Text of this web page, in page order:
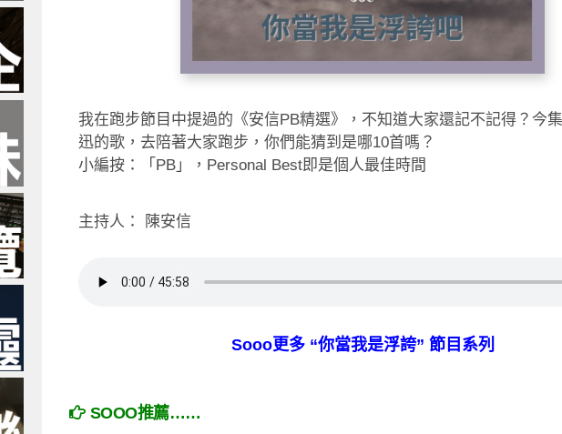
我在跑步節目中提過的《安信PB精選》，不知道大家還記不記得？今
迅的歌，去陪著大家跑步，你們能猜到是哪10首嗎？
小編按：「PB」，Personal Best即是個人最佳時間
主持人： 陳安信
Sooo更多 “你當我是浮誇” 節目系列
SOOO推薦……